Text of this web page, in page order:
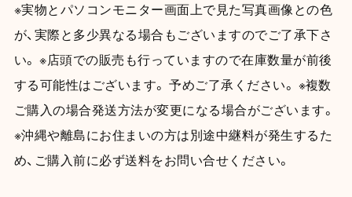
※実物とパソコンモニター画面上で見た写真画像との色
が、実際と多少異なる場合もございますのでご了承下さ
い。 ※店頭での販売も行っていますので在庫数量が前後
する可能性はございます。 予めご了承ください。 ※複数
ご購入の場合発送方法が変更になる場合がございます。
※沖縄や離島にお住まいの方は別途中継料が発生するた
め、ご購入前に必ず送料をお問い合せください。